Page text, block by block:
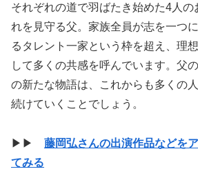
それぞれの道で羽ばたき始めた4人の
れを見守る父。家族全員が志を一つ
るタレント一家という枠を超え、理
して多くの共感を呼んでいます。父
の新たな物語は、これからも多くの
続けていくことでしょう。
▶▶ 藤岡弘さんの出演作品などを
てみる